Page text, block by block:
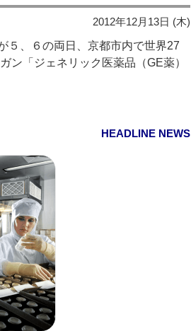
2012年12月13日 (木)
５、６の両日、京都市内で世界27
ン「ジェネリック医薬品（GE薬）
HEADLINE NEWS